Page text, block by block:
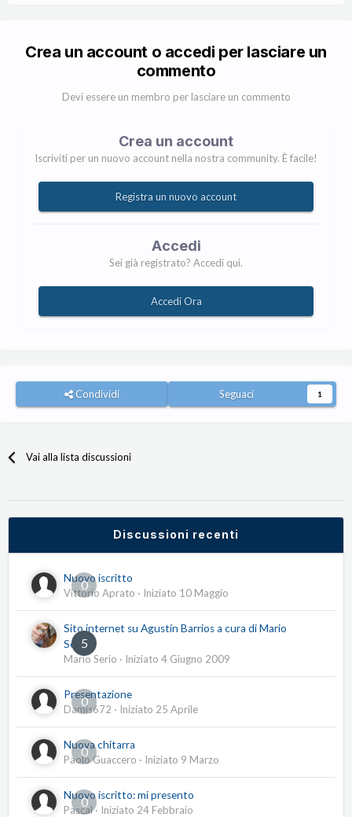
Crea un account o accedi per lasciare un
commento
Devi essere un membro per lasciare un commento
Crea un account
Iscriviti per un nuovo account nella nostra community. È facile!
Registra un nuovo account
Accedi
Sei già registrato? Accedi qui.
Accedi Ora
Condividi Seguaci 1
Vai alla lista discussioni
Discussioni recenti
0
Nuovo iscritto
Vittorio Aprato · Iniziato 10 Maggio
5
Sito internet su Agustín Barrios a cura di Mario
Serio
Mario Serio · Iniziato 4 Giugno 2009
0
Presentazione
Damis672 · Iniziato 25 Aprile
0
Nuova chitarra
Paolo Guaccero · Iniziato 9 Marzo
0
Nuovo iscritto: mi presento
Pascal· Iniziato 24 Febbraio